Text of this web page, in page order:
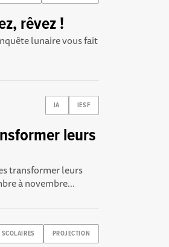
rêvez !
lunaire vous fait
IA IESF
leurs
transformer leurs
à novembre...
SCOLAIRES PROJECTION